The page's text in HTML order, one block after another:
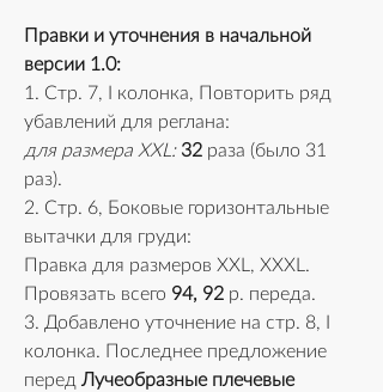
Правки и уточнения в начальной
версии 1.0:
1. Стр. 7, I колонка, Повторить ряд
убавлений для реглана:
для размера XXL: 32 раза (было 31
раз).
2. Стр. 6, Боковые горизонтальные
вытачки для груди:
Правка для размеров XXL, XXXL.
Провязать всего 94, 92 р. переда.
3. Добавлено уточнение на стр. 8, I
колонка. Последнее предложение
перед Лучеобразные плечевые